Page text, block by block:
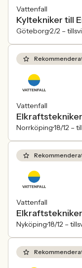
Vattenfall
Kyltekniker till
Göteborg2/2 –
Vattenfall
Norrköping18/12 –
Vattenfall
Nyköping18/12 –